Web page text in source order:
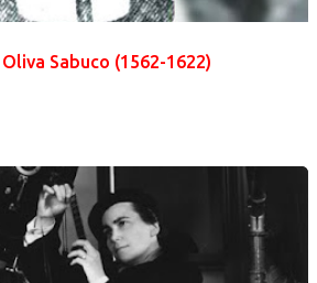
Sabuco (1562-1622)